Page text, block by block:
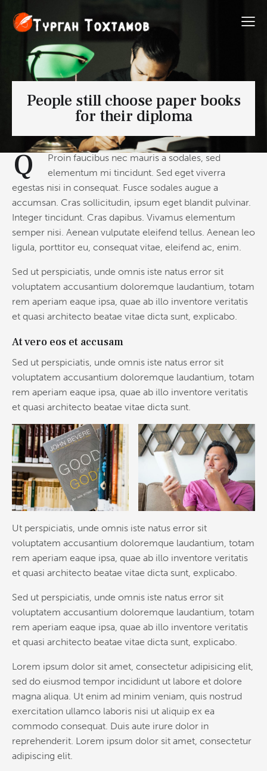
People still choose paper books
for their diploma
Q
Proin faucibus nec mauris a sodales, sed
elementum mi tincidunt. Sed eget viverra
egestas nisi in consequat. Fusce sodales augue a
accumsan. Cras sollicitudin, ipsum eget blandit pulvinar.
Integer tincidunt. Cras dapibus. Vivamus elementum
semper nisi. Aenean vulputate eleifend tellus. Aenean leo
ligula, porttitor eu, consequat vitae, eleifend ac, enim.
Sed ut perspiciatis, unde omnis iste natus error sit
voluptatem accusantium doloremque laudantium, totam
rem aperiam eaque ipsa, quae ab illo inventore veritatis
et quasi architecto beatae vitae dicta sunt, explicabo.
At vero eos et accusam
Sed ut perspiciatis, unde omnis iste natus error sit
voluptatem accusantium doloremque laudantium, totam
rem aperiam eaque ipsa, quae ab illo inventore veritatis
et quasi architecto beatae vitae dicta sunt.
Ut perspiciatis, unde omnis iste natus error sit
voluptatem accusantium doloremque laudantium, totam
rem aperiam eaque ipsa, quae ab illo inventore veritatis
et quasi architecto beatae vitae dicta sunt, explicabo.
Sed ut perspiciatis, unde omnis iste natus error sit
voluptatem accusantium doloremque laudantium, totam
rem aperiam eaque ipsa, quae ab illo inventore veritatis
et quasi architecto beatae vitae dicta sunt, explicabo.
Lorem ipsum dolor sit amet, consectetur adipisicing elit,
sed do eiusmod tempor incididunt ut labore et dolore
magna aliqua. Ut enim ad minim veniam, quis nostrud
exercitation ullamco laboris nisi ut aliquip ex ea
commodo consequat. Duis aute irure dolor in
reprehenderit. Lorem ipsum dolor sit amet, consectetur
adipiscing elit.